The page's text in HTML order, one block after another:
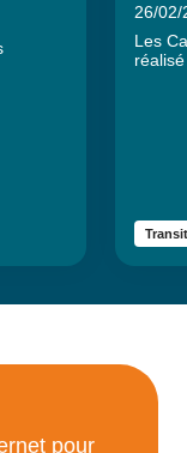
26/02/
Les
pour